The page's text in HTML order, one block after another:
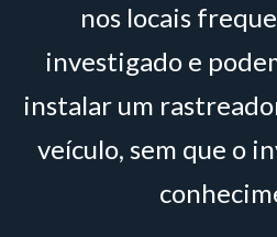
nos locais
investigado e
instalar um
veículo, sem que o